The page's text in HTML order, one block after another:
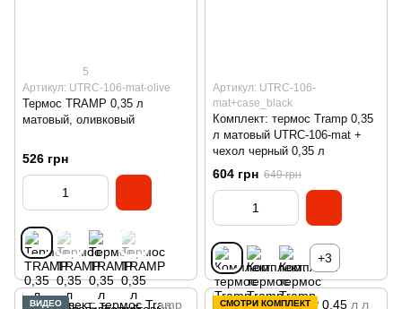
5
Артикул: UTRC-106-mat-olive
Термос TRAMP 0,35 л
матовый, оливковый
526 грн
Артикул: UTRC-106-
mat+case_black
Комплект: термос Tramp 0,35
л матовый UTRC-106-mat +
чехол черный 0,35 л
604 грн 649 грн
+3
ВИДЕО
СМОТРИ КОМПЛЕКТ